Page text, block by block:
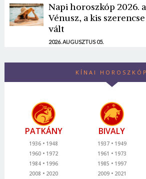
Napi horoszkóp 2026.
Vénusz, a kis
vált
2026. AUGUSZTUS 05.
KÍNAI HOROSZKÓP
PATKÁNY
1936
1948
1960
1972
1984
1996
2008
2020
BIVALY
1937
1949
1961
1973
1985
1997
2009
2021